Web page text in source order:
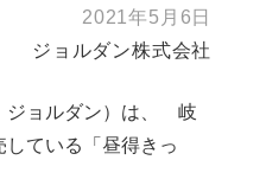
2021年5月6日
ジョルダン株式会社
ジョルダン）は、 岐
ている「昼得きっ